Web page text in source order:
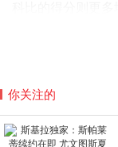
二、性格迥异，
在乎其他人的看法
喜欢他，他爱开
得他们是两个极端
你关注的